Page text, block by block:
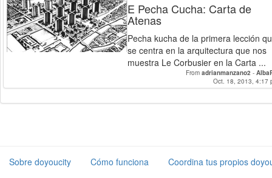
E Pecha Cucha: Carta de
Atenas
Pecha kucha de la primera lección
se centra en la arquitectura que nos
muestra Le Corbusier en la Carta ...
From adrianmanzano2 -
Oct. 18, 2013, 4:17
Sobre doyoucity Cómo funciona Coordina tus propios